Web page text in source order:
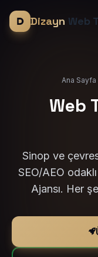
Dizayn Web
Ana Sayfa
Web
Sinop ve
SEO/AEO
Ajansı. Her